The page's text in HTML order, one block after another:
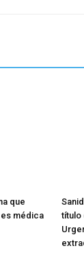
que
médica
título